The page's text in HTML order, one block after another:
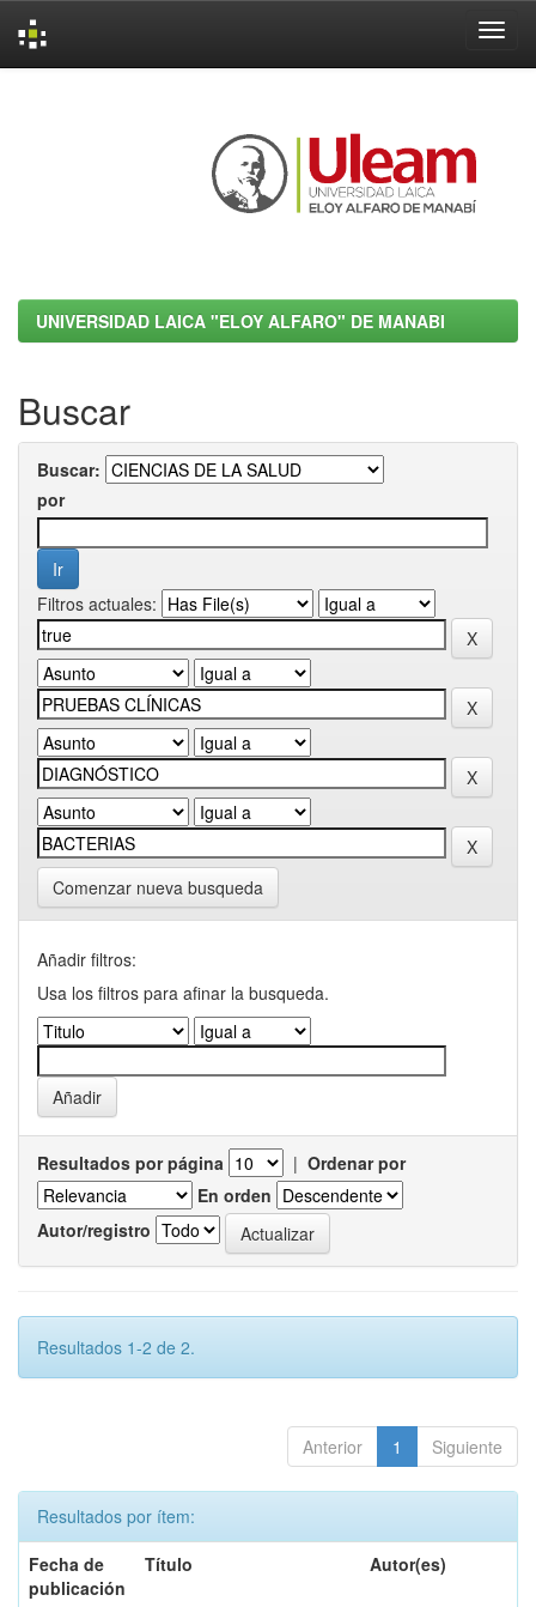
UNIVERSIDAD LAICA "ELOY ALFARO" DE MANABI
Buscar
Buscar:
por
Filtros actuales:
Comenzar nueva busqueda
Añadir filtros:
Usa los filtros para afinar la busqueda.
Resultados por página | Ordenar por
En orden
Autor/registro
Resultados 1-2 de 2.
Anterior 1 Siguiente
Resultados por ítem:
Fecha de
publicación
Título Autor(es)